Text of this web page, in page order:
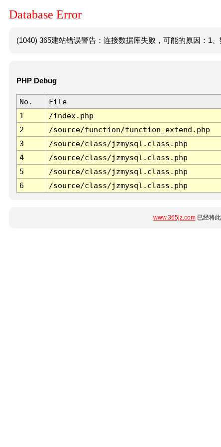
Database Error
(1040) 365建站错误警告：连接数据库失败，可能的原因：1
PHP Debug
No. File
1
/index.php
2
/source/function/function_extend.php
3
/source/class/jzmysql.class.php
4
/source/class/jzmysql.class.php
5
/source/class/jzmysql.class.php
6
/source/class/jzmysql.class.php
www.365jz.com已经将此